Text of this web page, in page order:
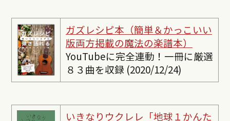
ガズレシピ本（簡単＆かっこいい
版両方掲載の魔法の楽譜本）
YouTubeに完全連動！一冊に厳選
８３曲を収録 (2020/12/24)
いきなりウクレレ「地球１かんた